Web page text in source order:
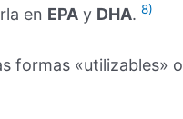
en EPA y DHA.8)
formas «utilizables» o